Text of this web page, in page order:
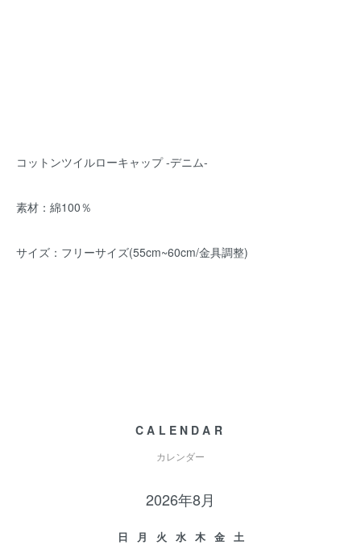
コットンツイルローキャップ -デニム-
素材：綿100％
サイズ：フリーサイズ(55cm~60cm/金具調整)
CALENDAR
カレンダー
2026年8月
日 月 火 水 木 金
土